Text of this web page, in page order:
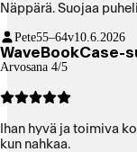
Näppärä. Suojaa
Pete55–64v10.6.2026
WaveBookCase-
Arvosana 4/5
Ihan hyvä ja toimiva
kun nahkaa.